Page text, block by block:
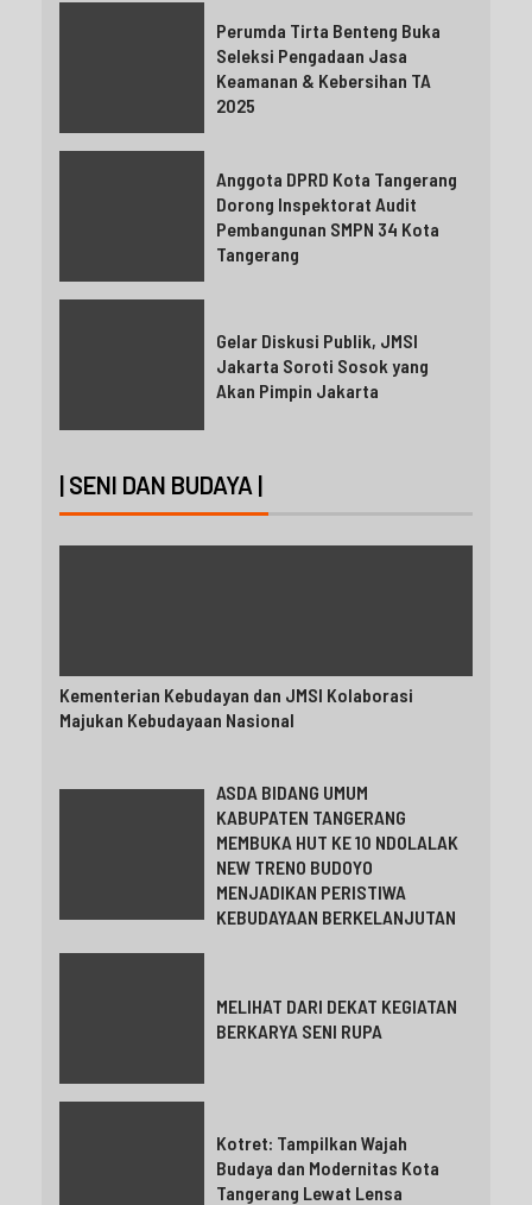
Perumda Tirta Benteng Buka
Seleksi Pengadaan Jasa
Keamanan & Kebersihan TA
2025
Anggota DPRD Kota Tangerang
Dorong Inspektorat Audit
Pembangunan SMPN 34 Kota
Tangerang
Gelar Diskusi Publik, JMSI
Jakarta Soroti Sosok yang
Akan Pimpin Jakarta
| SENI DAN BUDAYA |
Kementerian Kebudayan dan JMSI Kolaborasi
Majukan Kebudayaan Nasional
ASDA BIDANG UMUM
KABUPATEN TANGERANG
MEMBUKA HUT KE 10 NDOLALAK
NEW TRENO BUDOYO
MENJADIKAN PERISTIWA
KEBUDAYAAN BERKELANJUTAN
MELIHAT DARI DEKAT KEGIATAN
BERKARYA SENI RUPA
Kotret: Tampilkan Wajah
Budaya dan Modernitas Kota
Tangerang Lewat Lensa